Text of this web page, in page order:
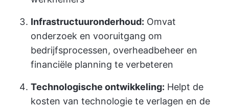
Infrastructuuronderhoud: Omvat
onderzoek en vooruitgang om
bedrijfsprocessen, overheadbeheer en
financiële planning te verbeteren
Technologische ontwikkeling: Helpt de
kosten van technologie te verlagen en de